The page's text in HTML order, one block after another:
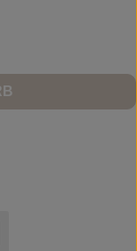
Wert